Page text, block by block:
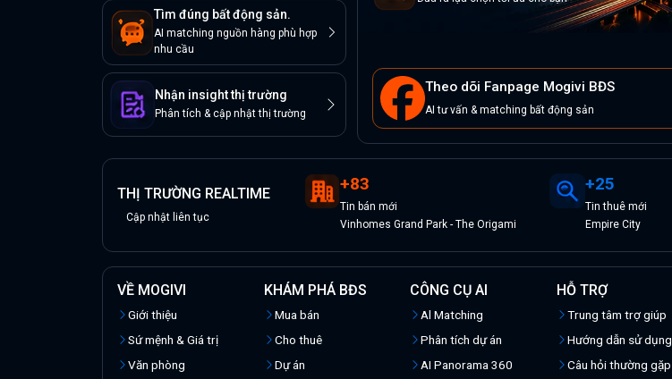
Tìm đúng bất động sản.
AI matching nguồn hàng phù hợp
nhu cầu
Nhận insight thị trường
Phân tích & cập nhật thị trường
Theo dõi Fanpage Mogivi BĐS
AI tư vấn & matching bất động sản
THỊ TRƯỜNG REALTIME
Cập nhật liên tục
+83
Tin bán mới
Vinhomes Grand Park - The Origami
+25
Tinthuê mới
Empire City
VỀ MOGIVI
Giới thiệu
Sứ mệnh & Giá trị
Văn phòng
KHÁM PHÁ BĐS
Mua bán
Cho thuê
Dự án
CÔNG CỤ AI
Al Matching
Phân tích dự án
AI Panorama 360
HỖ TRỢ
Trung tâm trợ giúp
Hướng dẫn sử dụng
Câu hỏi thường gặp